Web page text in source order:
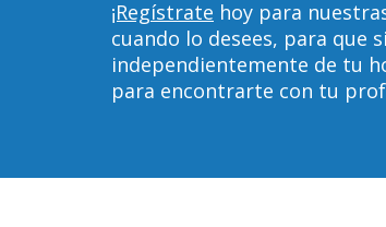
¡Regístrate hoy para
cuando lo desees, para
independientemente de tu
para encontrarte con tu